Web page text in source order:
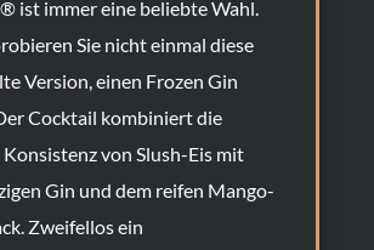
ist immer eine beliebte Wahl.
Sie nicht einmal diese
Version, einen Frozen Gin
Cocktail kombiniert die
von Slush-Eis mit
Gin und dem reifen Mango-
Zweifellos ein